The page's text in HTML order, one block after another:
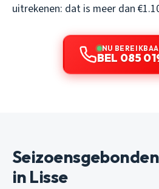
uitrekenen: dat is meer dan
NU
BEL 085
in Lisse